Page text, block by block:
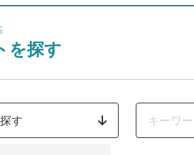
を探す
す